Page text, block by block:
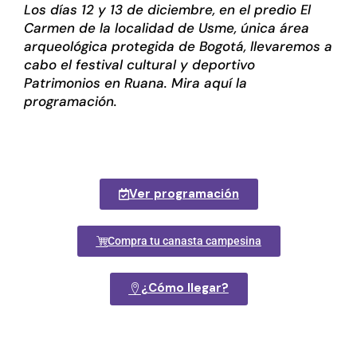
Los días 12 y 13 de diciembre, en el predio El
Carmen de la localidad de Usme, única área
arqueológica protegida de Bogotá, llevaremos a
cabo el festival cultural y deportivo
Patrimonios en Ruana. Mira aquí la
programación.
Ver programación
Compra tu canasta campesina
¿Cómo llegar?